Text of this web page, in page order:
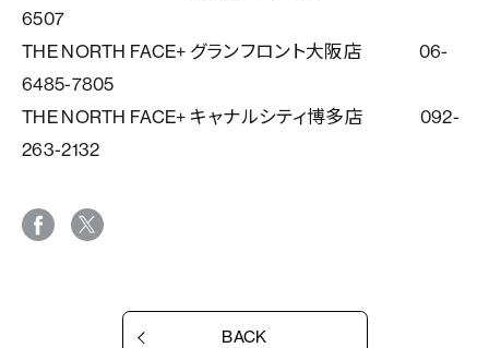
6507
THE NORTH FACE+ グランフロント大阪店 06-
6485-7805
THE NORTH FACE+ キャナルシティ博多店 092-
263-2132
BACK